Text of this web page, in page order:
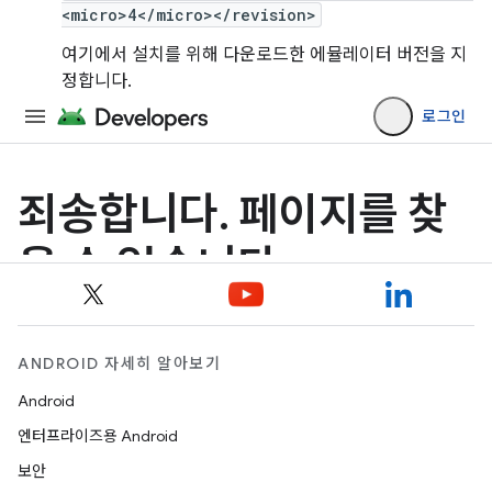
<micro>4</micro></revision>
여기에서 설치를 위해 다운로드한 에뮬레이터 버전을 지
정합니다.
ANDROID 자세히 알아보기
Android
엔터프라이즈용 Android
보안